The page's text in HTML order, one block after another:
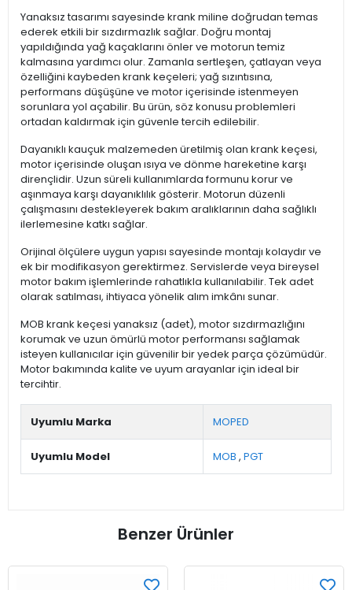
Yanaksız tasarımı sayesinde krank miline doğrudan temas
ederek etkili bir sızdırmazlık sağlar. Doğru montaj
yapıldığında yağ kaçaklarını önler ve motorun temiz
kalmasına yardımcı olur. Zamanla sertleşen, çatlayan veya
özelliğini kaybeden krank keçeleri; yağ sızıntısına,
performans düşüşüne ve motor içerisinde istenmeyen
sorunlara yol açabilir. Bu ürün, söz konusu problemleri
ortadan kaldırmak için güvenle tercih edilebilir.
Dayanıklı kauçuk malzemeden üretilmiş olan krank keçesi,
motor içerisinde oluşan ısıya ve dönme hareketine karşı
dirençlidir. Uzun süreli kullanımlarda formunu korur ve
aşınmaya karşı dayanıklılık gösterir. Motorun düzenli
çalışmasını destekleyerek bakım aralıklarının daha sağlıklı
ilerlemesine katkı sağlar.
Orijinal ölçülere uygun yapısı sayesinde montajı kolaydır ve
ek bir modifikasyon gerektirmez. Servislerde veya bireysel
motor bakım işlemlerinde rahatlıkla kullanılabilir. Tek adet
olarak satılması, ihtiyaca yönelik alım imkânı sunar.
MOB krank keçesi yanaksız (adet), motor sızdırmazlığını
korumak ve uzun ömürlü motor performansı sağlamak
isteyen kullanıcılar için güvenilir bir yedek parça çözümüdür.
Motor bakımında kalite ve uyum arayanlar için ideal bir
tercihtir.
Uyumlu Marka MOPED
Uyumlu Model MOB , PGT
Benzer Ürünler